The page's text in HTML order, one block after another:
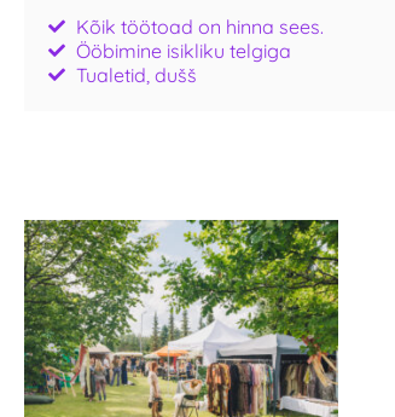
Kõik töötoad on hinna sees.
Ööbimine isikliku telgiga
Tualetid, dušš